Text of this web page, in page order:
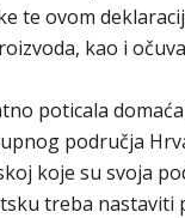
te ovom
kao i
poticala
područja
koje su svoja
treba